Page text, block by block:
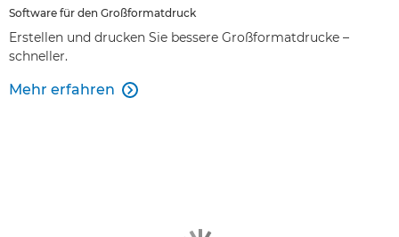
Software für den Großformatdruck
Erstellen und drucken Sie bessere Großformatdrucke –
schneller.
Mehr erfahren 